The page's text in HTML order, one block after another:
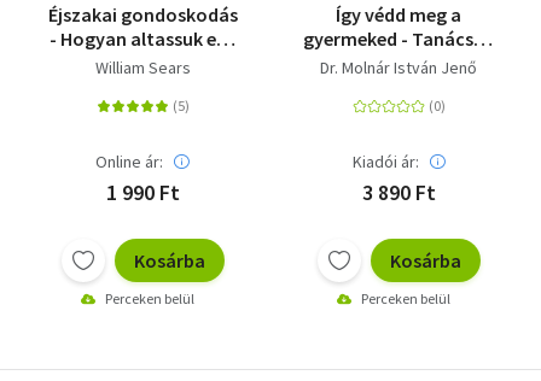
Éjszakai gondoskodás
- Hogyan altassuk el a
kisbabát?
William Sears
Online ár:
1 990 Ft
Kosárba
Perceken belül
Így védd meg a
gyermeked - Tanácsok
aggódó szülőknek
Dr. Molnár István Jenő
Kiadói ár:
3 890 Ft
Kosárba
Perceken belül